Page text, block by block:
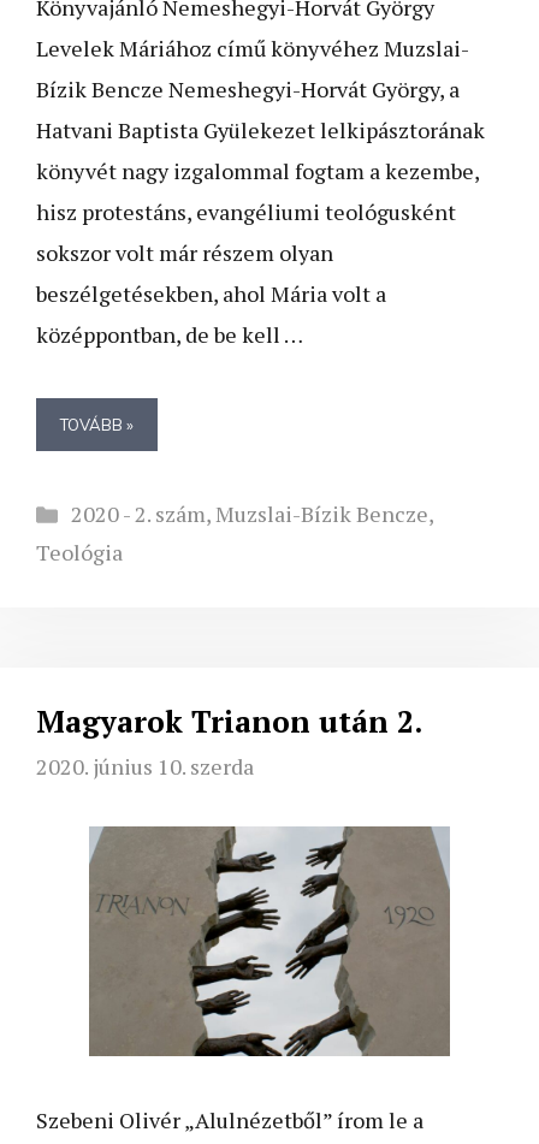
Könyvajánló Nemeshegyi-Horvát György
Levelek Máriához című könyvéhez Muzslai-
Bízik Bencze Nemeshegyi-Horvát György, a
Hatvani Baptista Gyülekezet lelkipásztorának
könyvét nagy izgalommal fogtam a kezembe,
hisz protestáns, evangéliumi teológusként
sokszor volt már részem olyan
beszélgetésekben, ahol Mária volt a
középpontban, de be kell …
TOVÁBB »
Kategória
2020 - 2. szám,Muzslai-Bízik Bencze,
Teológia
Magyarok Trianon után 2.
2020. június 10. szerda
Szebeni Olivér „Alulnézetből” írom le a